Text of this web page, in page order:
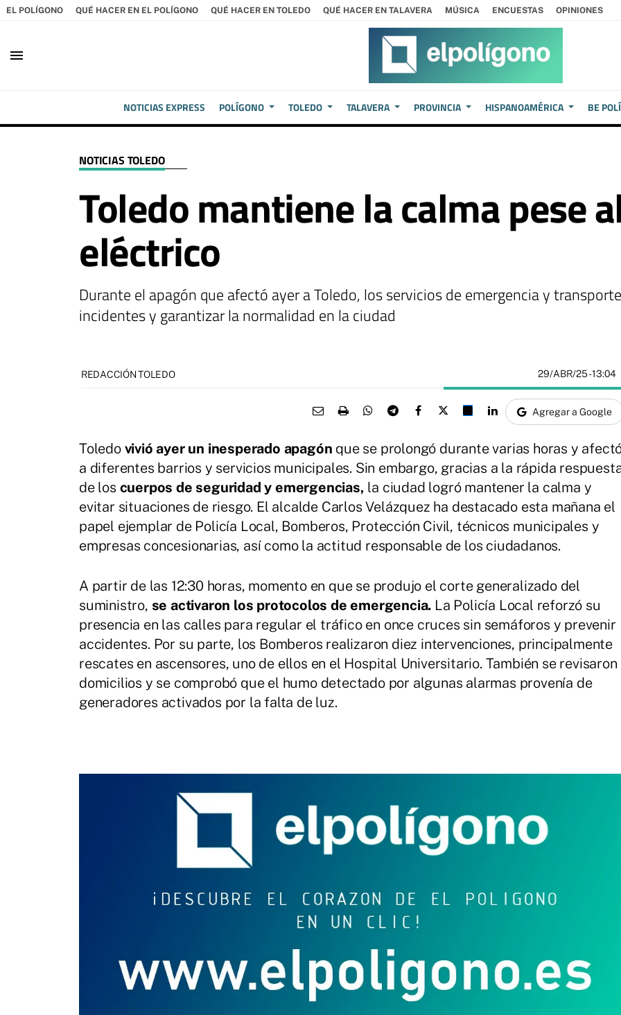
EL POLÍGONO QUÉ HACER EN EL POLÍGONO QUÉ HACER EN TOLEDO QUÉ HACER EN TALAVERA MÚSICA ENCUESTAS OPINIONES
menu
NOTICIAS EXPRESS POLÍGONO TOLEDO TALAVERA PROVINCIA HISPANOAMÉRICA BE
NOTICIAS TOLEDO
Toledo mantiene la calma pese
eléctrico
Durante el apagón que afectó ayer a Toledo, los servicios de emergencia y
incidentes y garantizar la normalidad en la ciudad
REDACCIÓN TOLEDO 29/ABR/25- 13:04
Agregar a Google
Toledo vivió ayer un inesperado apagón que se prolongó durante varias horas y
a diferentes barrios y servicios municipales. Sin embargo, gracias a la rápida
de los cuerpos de seguridad y emergencias, la ciudad logró mantener la calma y
evitar situaciones de riesgo. El alcalde Carlos Velázquez ha destacado esta mañana el
papel ejemplar de Policía Local, Bomberos, Protección Civil, técnicos municipales y
empresas concesionarias, así como la actitud responsable de los ciudadanos.
A partir de las 12:30 horas, momento en que se produjo el corte generalizado del
suministro, se activaron los protocolos de emergencia. La Policía Local reforzó su
presencia en las calles para regular el tráfico en once cruces sin semáforos y prevenir
accidentes. Por su parte, los Bomberos realizaron diez intervenciones, principalmente
rescates en ascensores, uno de ellos en el Hospital Universitario. También se revisaron
domicilios y se comprobó que el humo detectado por algunas alarmas provenía de
generadores activados por la falta de luz.